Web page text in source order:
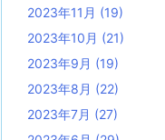
2023年11月 (19)
2023年10月 (21)
2023年9月 (19)
2023年8月 (22)
2023年7月 (27)